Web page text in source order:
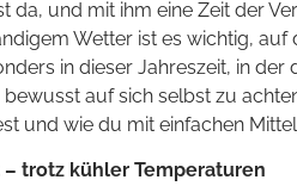
da, und mit ihm eine Zeit der
Wetter ist es wichtig,
in dieser Jahreszeit, in
bewusst auf sich selbst zu
und wie du mit einfachen
– trotz kühler Temperaturen